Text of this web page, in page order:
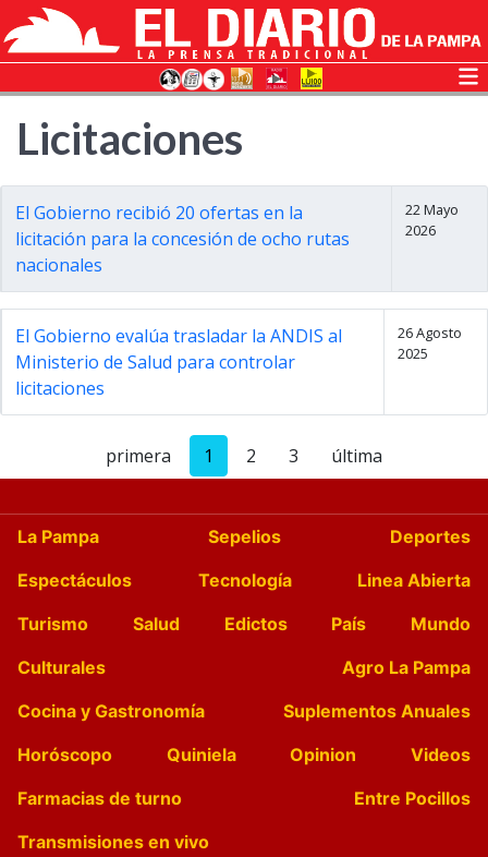
Licitaciones
El Gobierno recibió 20 ofertas en la
licitación para la concesión de ocho rutas
nacionales
22 Mayo
2026
El Gobierno evalúa trasladar la ANDIS al
Ministerio de Salud para controlar
licitaciones
26 Agosto
2025
primera 1 2 3 última
La Pampa Sepelios
Deportes
Espectáculos
Tecnología
Linea Abierta
Turismo
Salud Edictos País
Mundo
Culturales
Agro La Pampa
Cocina y Gastronomía
Suplementos Anuales
Horóscopo
Quiniela Opinion
Videos
Farmacias de turno
Entre Pocillos
Transmisiones en vivo